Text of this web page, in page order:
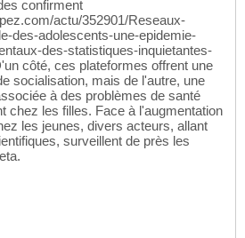
confirment
actu/352901/Reseaux-
des-adolescents-une-epidemie-
des-statistiques-inquietantes-
côté, ces plateformes offrent une
socialisation, mais de l'autre, une
à des problèmes de santé
chez les filles. Face à l'augmentation
les jeunes, divers acteurs, allant
surveillent de près les